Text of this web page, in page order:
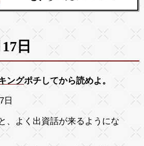
日
ングポチしてから読めよ。
、よく出資話が来るようにな